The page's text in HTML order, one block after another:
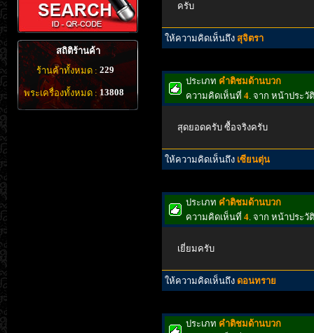
สถิติร้านค้า
ร้านค้าทั้งหมด : 229
พระเครื่องทั้งหมด : 13808
ครับ
ให้ความคิดเห็นถึง สุจิตรา
ประเภท คำติชมด้านบวก
ความคิดเห็นที่ 4. จาก หน้าประวั
สุดยอดครับ ซื้อจริงครับ
ให้ความคิดเห็นถึง เซียนตุ่น
ประเภท คำติชมด้านบวก
ความคิดเห็นที่ 4. จาก หน้าประ
เยี่ยมครับ
ให้ความคิดเห็นถึง ดอนทราย
ประเภท คำติชมด้านบวก